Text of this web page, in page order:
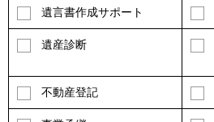
遺言書作成サポート
遺産診断
不動産登記